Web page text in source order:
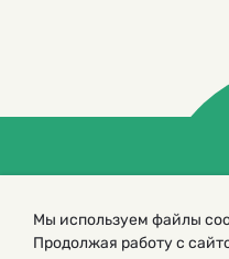
Копирование материалов
сайта
Мы используем файлы
Продолжая работу с